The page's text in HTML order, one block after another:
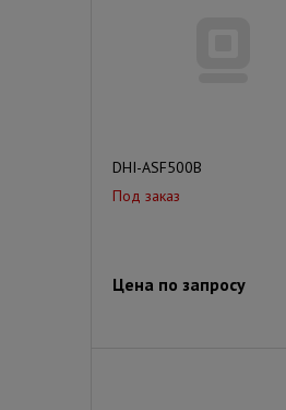
DHI-ASF500B
Под заказ
Цена по запросу